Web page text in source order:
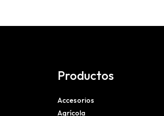
Productos
Accesorios
Agrícola